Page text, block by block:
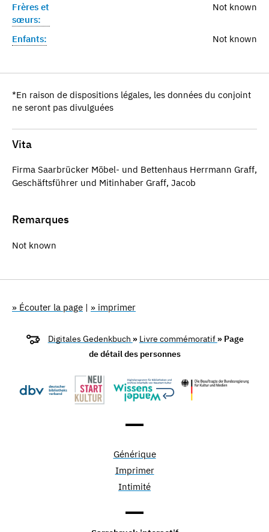
Frères et
sœurs:
Not known
Enfants: Not known
*En raison de dispositions légales, les données du conjoint
ne seront pas divulguées
Vita
Firma Saarbrücker Möbel- und Bettenhaus Herrmann Graff,
Geschäftsführer und Mitinhaber Graff, Jacob
Remarques
Not known
» Écouter la page | » imprimer
Digitales Gedenkbuch » Livre commémoratif » Page
de détail des personnes
Générique
Imprimer
Intimité